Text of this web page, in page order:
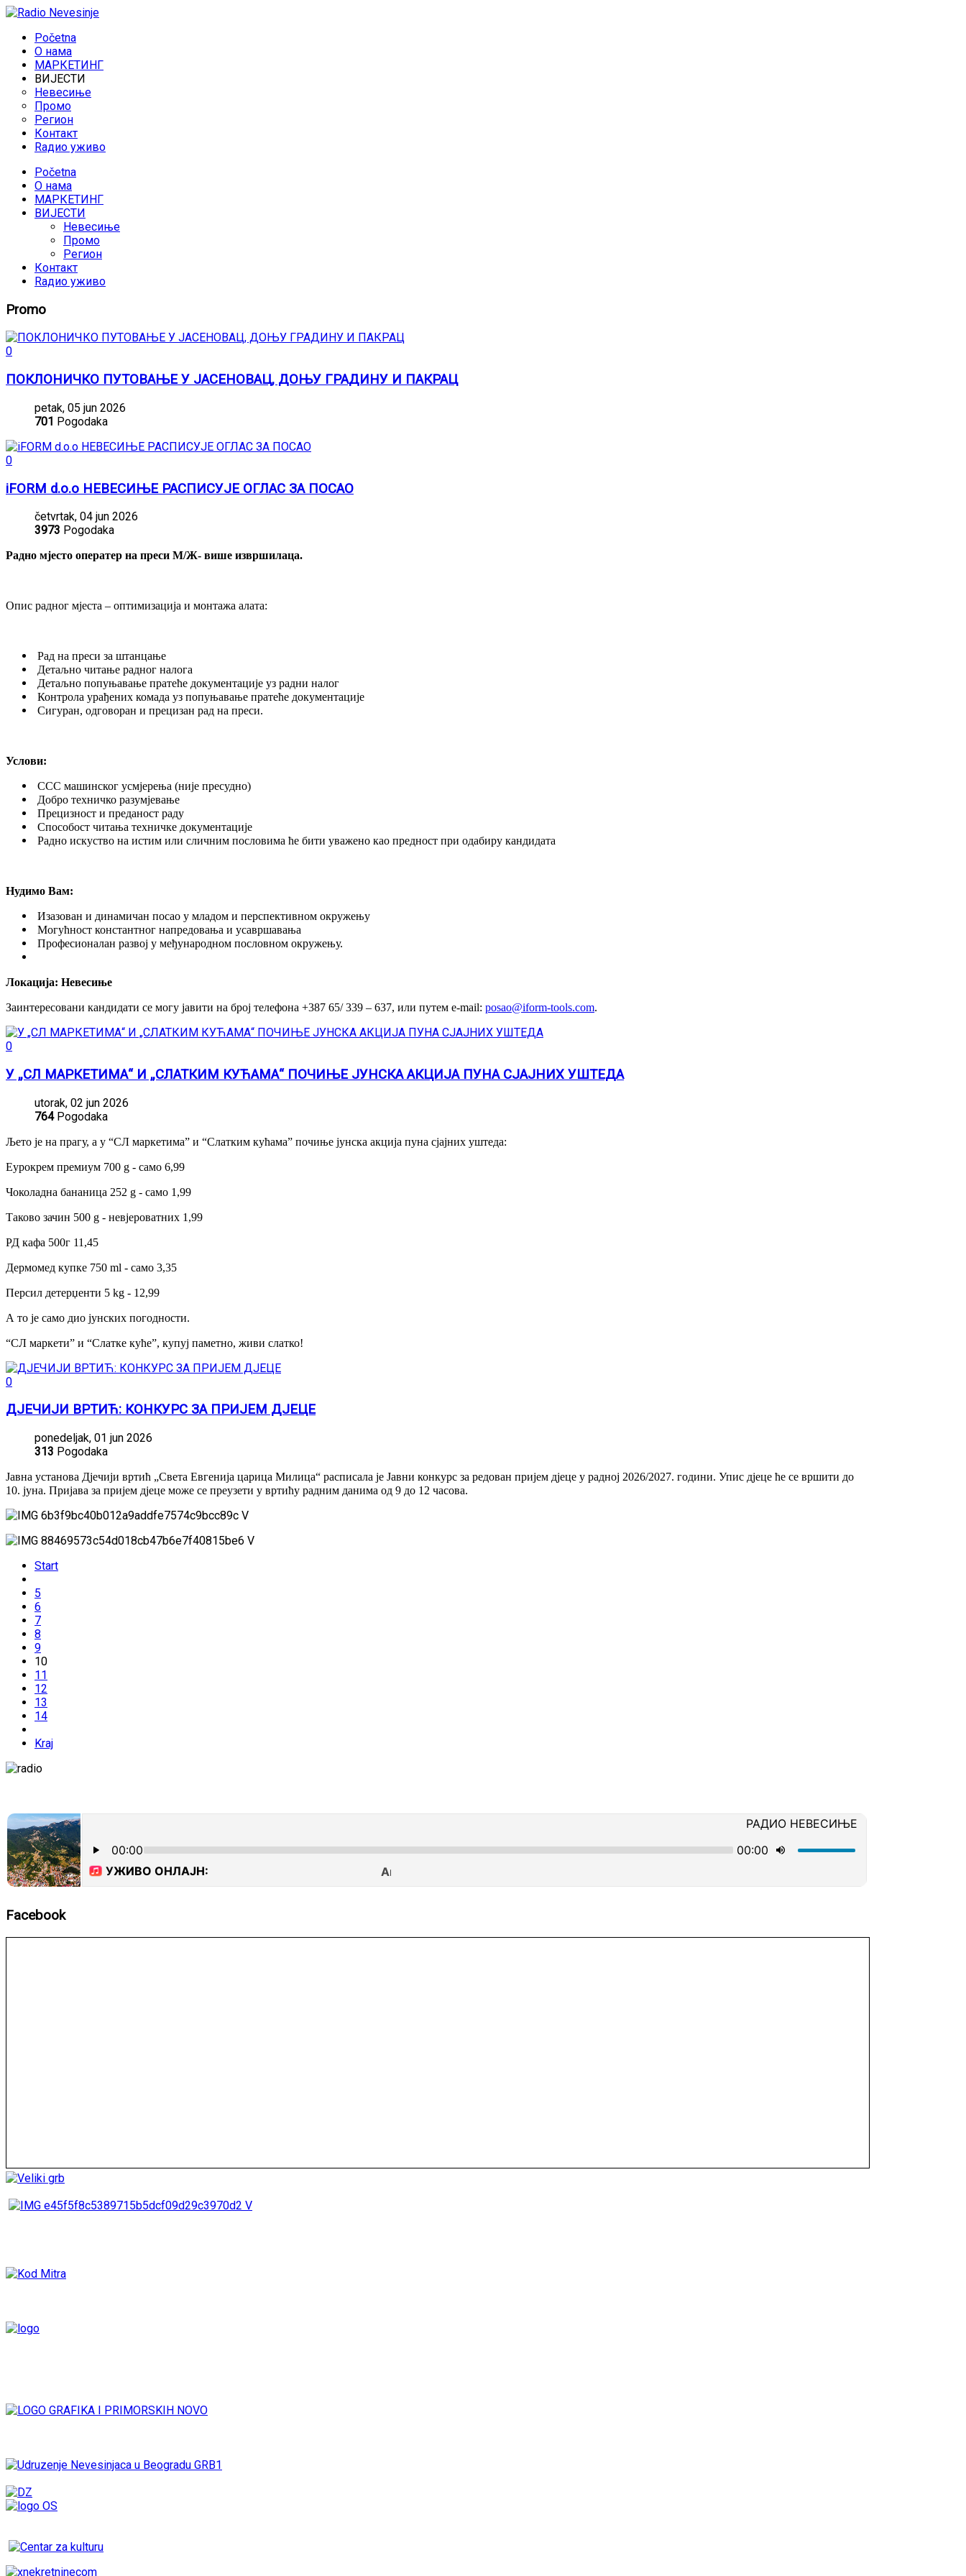
Početna
O нама
МАРКЕТИНГ
ВИЈЕСТИ
Невесиње
Промо
Регион
Контакт
Rадио уживо
Početna
O нама
МАРКЕТИНГ
ВИЈЕСТИ
Невесиње
Промо
Регион
Контакт
Rадио уживо
Promo
0
ПОКЛОНИЧКО ПУТОВАЊЕ У ЈАСЕНОВАЦ, ДОЊУ ГРАДИНУ И ПАКРАЦ
petak, 05 jun 2026
701 Pogodaka
0
iFORM d.o.o НЕВЕСИЊЕ РАСПИСУЈЕ ОГЛАС ЗА ПОСАО
četvrtak, 04 jun 2026
3973 Pogodaka
Радно мјесто оператер на преси М/Ж- више извршилаца.
Опис радног мјеста – оптимизација и монтажа алата:
Рад на преси за штанцање
Детаљно читање радног налога
Детаљно попуњавање прaтеће документације уз радни налог
Контрола урађених комада уз попуњавање пратеће документације
Сигуран, одговоран и прецизан рад на преси.
Услови:
ССС машинског усмјерења (није пресудно)
Добро техничко разумјевање
Прецизност и преданост раду
Способост читања техничке документације
Радно искуство на истим или сличним пословима ће бити уважено као предност при одабиру кандидата
Нудимо Вам:
Изазован и динамичан посао у младом и перспективном окружењу
Могућност константног напредовања и усавршавања
Професионалан развој у међународном пословном окружењу.
Локација: Невесиње
Заинтересовани кандидати се могу јавити на број телефона +387 65/ 339 – 637, или путем e-mail: posao@iform-tools.com.
0
У „СЛ МАРКЕТИМА“ И „СЛАТКИМ КУЋАМА“ ПОЧИЊЕ ЈУНСКА АКЦИЈА ПУНА СЈАЈНИХ УШТЕДА
utorak, 02 jun 2026
764Pogodaka
Љето је на прагу, а у “СЛ маркетима” и “Слатким кућама” почиње јунска акција пуна сјајних уштеда:
Еурокрем премиум 700 g - само 6,99
Чоколадна бананица 252 g - само 1,99
Таково зачин 500 g - невјероватних 1,99
РД кафа 500г 11,45
Дермомед купке 750 ml - само 3,35
Персил детерџенти 5 kg - 12,99
А то је само дио јунских погодности.
“СЛ маркети” и “Слатке куће”, купуј паметно, живи слатко!
0
ДЈЕЧИЈИ ВРТИЋ: КОНКУРС ЗА ПРИЈЕМ ДЈЕЦЕ
ponedeljak, 01 jun 2026
313 Pogodaka
Јавна установа Дјечији вртић „Света Евгенија царица Милица“ расписала је Јавни конкурс за редован пријем дјеце у радној 2026/2027. години. Упис дјеце ће се вршити до
10. јуна. Пријава за пријем дјеце може се преузети у вртићу радним данима од 9 до 12 часова.
Start
5
6
7
8
9
10
11
12
13
14
Kraj
Facebook